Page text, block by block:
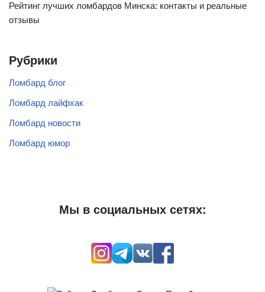
Рейтинг лучших ломбардов Минска: контакты и реальные
отзывы
Рубрики
Ломбард блог
Ломбард лайфхак
Ломбард новости
Ломбард юмор
Мы в социальных сетях: